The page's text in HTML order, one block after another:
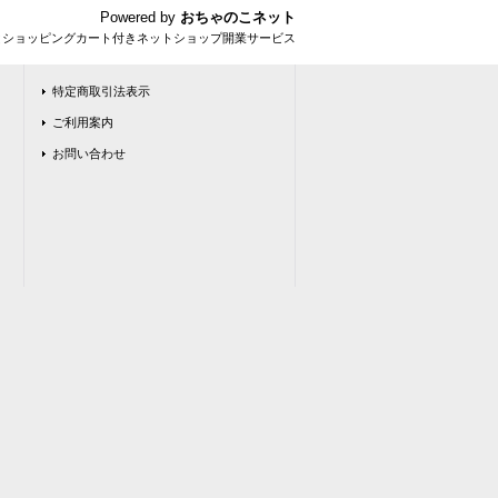
Powered by おちゃのこネット
ョッピングカート付きネットショップ開業サービス
特定商取引法表示
ご利用案内
お問い合わせ